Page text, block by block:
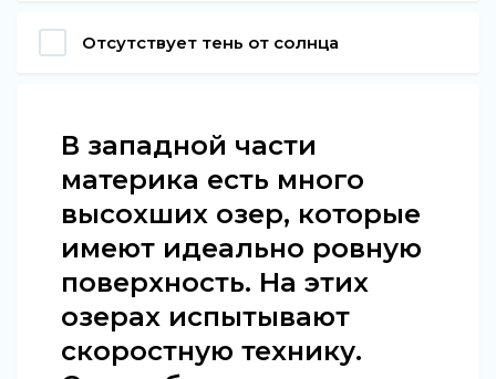
Отсутствует тень от солнца
В западной части
материка есть много
высохших озер, которые
имеют идеально ровную
поверхность. На этих
озерах испытывают
скоростную технику.